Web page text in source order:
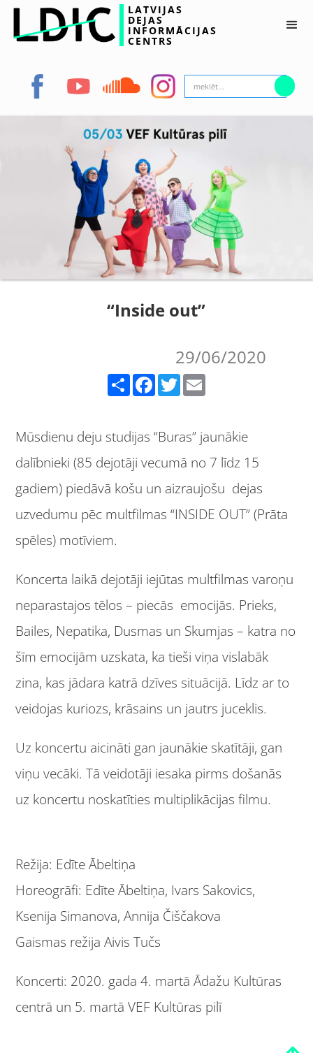
LATVIJAS
DEJAS
INFORMĀCIJAS
CENTRS
“Inside out”
29/06/2020
Facebook Twitter
Mūsdienu deju studijas “Buras” jaunākie
dalībnieki (85 dejotāji vecumā no 7 līdz 15
gadiem) piedāvā košu un aizraujošu dejas
uzvedumu pēc multfilmas “INSIDE OUT” (Prāta
spēles) motīviem.
Koncerta laikā dejotāji iejūtas multfilmas varoņu
neparastajos tēlos – piecās emocijās. Prieks,
Bailes, Nepatika, Dusmas un Skumjas – katra no
šīm emocijām uzskata, ka tieši viņa vislabāk
zina, kas jādara katrā dzīves situācijā. Līdz ar to
veidojas kuriozs, krāsains un jautrs juceklis.
Uz koncertu aicināti gan jaunākie skatītāji, gan
viņu vecāki. Tā veidotāji iesaka pirms došanās
uz koncertu noskatīties multiplikācijas filmu.
Režija: Edīte Ābeltiņa
Horeogrāfi: Edīte Ābeltiņa, Ivars Sakovics,
Ksenija Simanova, Annija Čiščakova
Gaismas režija Aivis Tučs
Koncerti: 2020. gada 4. martā Ādažu Kultūras
centrā un 5. martā VEF Kultūras pilī